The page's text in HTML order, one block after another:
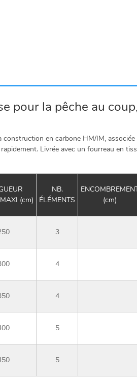
pour la pêche au
en carbone HM/IM,
Livrée avec un fourreau en
(cm)
NB.
ÉLÉMENTS
(cm)
3
4
4
5
5